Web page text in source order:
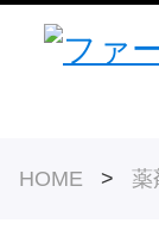
HOME > 薬